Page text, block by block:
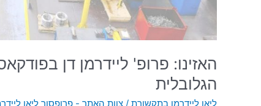
האזינו: פרופ' ליידרמן דן
הגלובלית
ליאו ליידרמן בתקשורת / צוות האתר - פרופסור ליאו